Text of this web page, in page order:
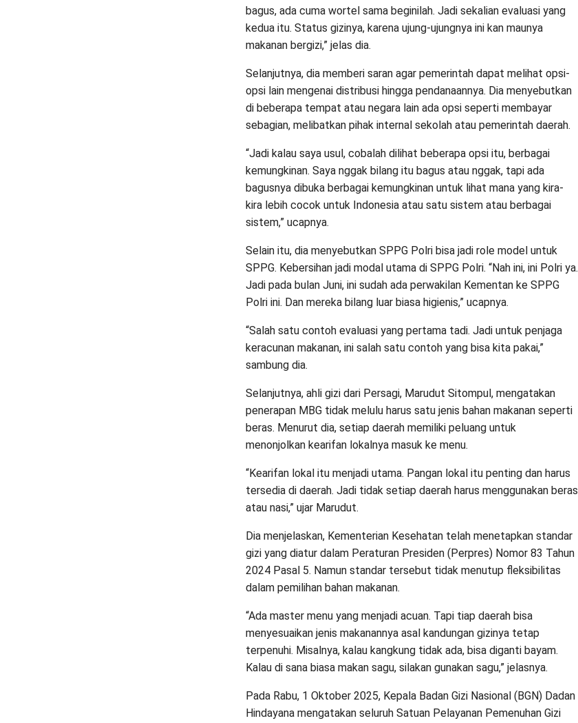
bagus, ada cuma wortel sama beginilah. Jadi sekalian evaluasi yang
kedua itu. Status gizinya, karena ujung-ujungnya ini kan maunya
makanan bergizi,” jelas dia.
Selanjutnya, dia memberi saran agar pemerintah dapat melihat opsi-
opsi lain mengenai distribusi hingga pendanaannya. Dia menyebutkan
di beberapa tempat atau negara lain ada opsi seperti membayar
sebagian, melibatkan pihak internal sekolah atau pemerintah daerah.
“Jadi kalau saya usul, cobalah dilihat beberapa opsi itu, berbagai
kemungkinan. Saya nggak bilang itu bagus atau nggak, tapi ada
bagusnya dibuka berbagai kemungkinan untuk lihat mana yang kira-
kira lebih cocok untuk Indonesia atau satu sistem atau berbagai
sistem,” ucapnya.
Selain itu, dia menyebutkan SPPG Polri bisa jadi role model untuk
SPPG. Kebersihan jadi modal utama di SPPG Polri. “Nah ini, ini Polri ya.
Jadi pada bulan Juni, ini sudah ada perwakilan Kementan ke SPPG
Polri ini. Dan mereka bilang luar biasa higienis,” ucapnya.
“Salah satu contoh evaluasi yang pertama tadi. Jadi untuk penjaga
keracunan makanan, ini salah satu contoh yang bisa kita pakai,”
sambung dia.
Selanjutnya, ahli gizi dari Persagi, Marudut Sitompul, mengatakan
penerapan MBG tidak melulu harus satu jenis bahan makanan seperti
beras. Menurut dia, setiap daerah memiliki peluang untuk
menonjolkan kearifan lokalnya masuk ke menu.
“Kearifan lokal itu menjadi utama. Pangan lokal itu penting dan harus
tersedia di daerah. Jadi tidak setiap daerah harus menggunakan beras
atau nasi,” ujar Marudut.
Dia menjelaskan, Kementerian Kesehatan telah menetapkan standar
gizi yang diatur dalam Peraturan Presiden (Perpres) Nomor 83 Tahun
2024 Pasal 5. Namun standar tersebut tidak menutup fleksibilitas
dalam pemilihan bahan makanan.
“Ada master menu yang menjadi acuan. Tapi tiap daerah bisa
menyesuaikan jenis makanannya asal kandungan gizinya tetap
terpenuhi. Misalnya, kalau kangkung tidak ada, bisa diganti bayam.
Kalau di sana biasa makan sagu, silakan gunakan sagu,” jelasnya.
Pada Rabu, 1 Oktober 2025, Kepala Badan Gizi Nasional (BGN) Dadan
Hindayana mengatakan seluruh Satuan Pelayanan Pemenuhan Gizi